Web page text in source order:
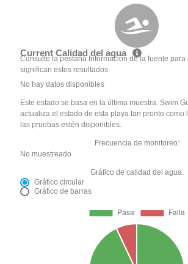
Current Calidad del agua
Consulte la pestaña Información de la fuente para
significan estos resultados
No hay datos disponibles
Este estado se basa en la última muestra. Swim
actualiza el estado de esta playa tan pronto como
las pruebas estén disponibles.
Frecuencia de monitoreo:
No muestreado
Gráfico de calidad del agua:
Gráfico circular
Gráfico de barras